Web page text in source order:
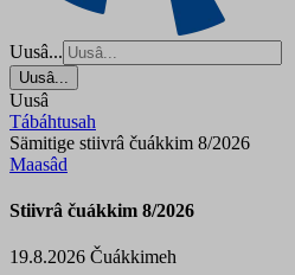
Uusâ...
Uusâ...
Uusâ
Tábáhtusah
Sämitige stiivrâ čuákkim 8/2026
Maasâd
Stiivrâ čuákkim 8/2026
19.8.2026 Čuákkimeh